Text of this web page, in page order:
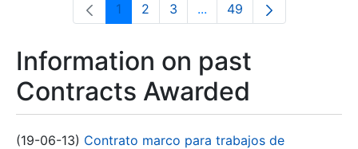
Page
1 Page
2 Page
3 ...Intermediate Pages Use
Page
49
Information on past
Contracts Awarded
(19-06-13) Contrato marco para trabajos de